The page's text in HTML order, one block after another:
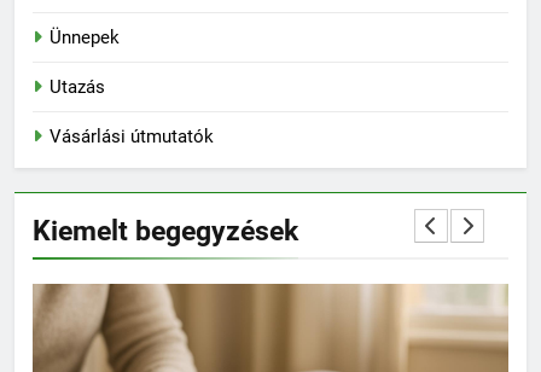
Ünnepek
Utazás
Vásárlási útmutatók
Kiemelt begegyzések